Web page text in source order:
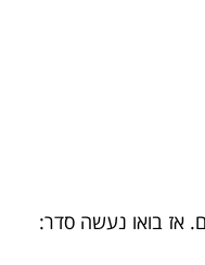
אז בואו נעשה סדר: